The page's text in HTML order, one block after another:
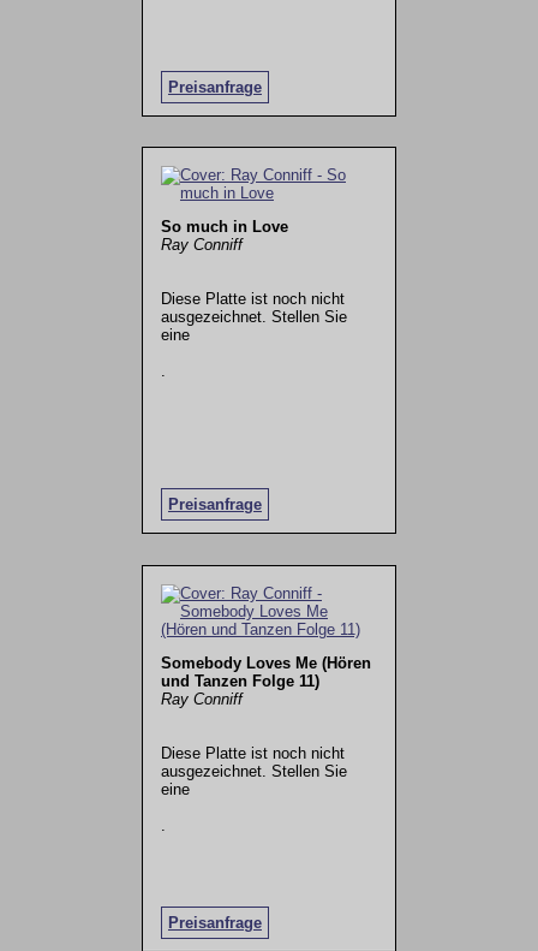
Preisanfrage
So much in Love
Ray Conniff
Diese Platte ist noch nicht
ausgezeichnet. Stellen Sie
eine
Preisanfrage
.
Somebody Loves Me (Hören
und Tanzen Folge 11)
Ray Conniff
Diese Platte ist noch nicht
ausgezeichnet. Stellen Sie
eine
Preisanfrage